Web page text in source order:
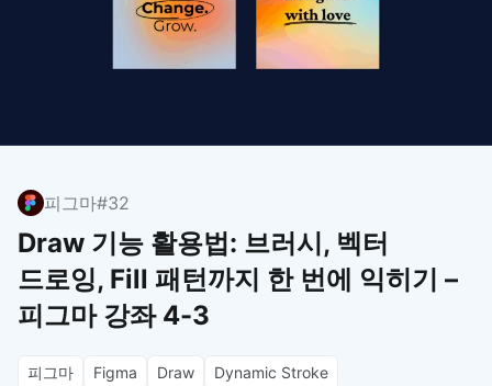
피그마#32
Draw 기능 활용법: 브러시, 벡터
드로잉, Fill 패턴까지 한 번에 익히기 –
피그마 강좌 4-3
피그마 Figma Draw Dynamic Stroke